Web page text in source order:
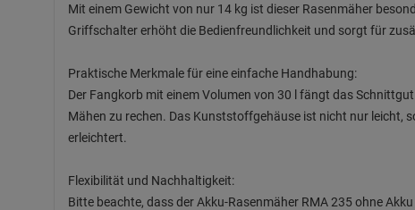
Mit einem Gewicht von nur 14 kg ist dieser Rasenmäher
Griffschalter erhöht die Bedienfreundlichkeit und sorgt für
Praktische Merkmale für eine einfache Handhabung:
Der Fangkorb mit einem Volumen von 30 l fängt das
Mähen zu rechen. Das Kunststoffgehäuse ist nicht nur leicht,
erleichtert.
Flexibilität und Nachhaltigkeit:
Bitte beachte, dass der Akku-Rasenmäher RMA 235 ohne